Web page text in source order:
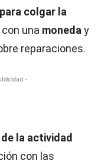
colgar la
una moneda y
reparaciones.
-
la actividad
con las